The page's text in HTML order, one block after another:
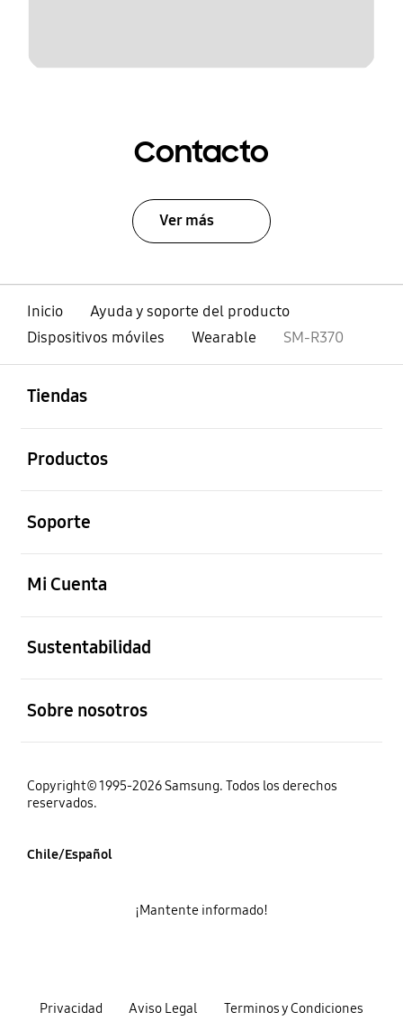
Contacto
Ver más
Inicio
Ayuda y soporte del producto
Dispositivos móviles
Wearable SM-R370
Tiendas
Productos
Soporte
Mi Cuenta
Sustentabilidad
Sobre nosotros
Copyright© 1995-2026 Samsung. Todos los derechos
reservados.
Chile/Español
Privacidad Aviso Legal Terminos y Condiciones
¡Mantente informado!